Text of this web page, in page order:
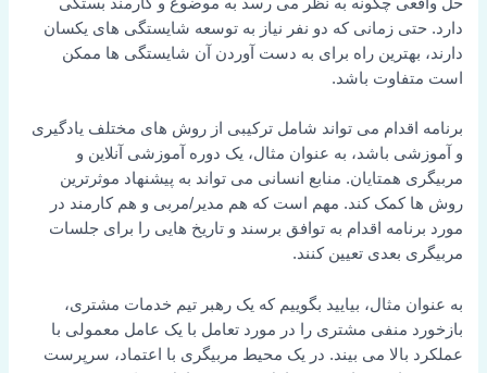
دارد. حتی زمانی که دو نفر نیاز به توسعه شایستگی های یکسان
دارند، بهترین راه برای به دست آوردن آن شایستگی ها ممکن
است متفاوت باشد.
برنامه اقدام می تواند شامل ترکیبی از روش های مختلف یادگیری
و آموزشی باشد، به عنوان مثال، یک دوره آموزشی آنلاین و
مربیگری همتایان. منابع انسانی می تواند به پیشنهاد موثرترین
روش ها کمک کند. مهم است که هم مدیر/مربی و هم کارمند در
مورد برنامه اقدام به توافق برسند و تاریخ هایی را برای جلسات
مربیگری بعدی تعیین کنند.
به عنوان مثال، بیایید بگوییم که یک رهبر تیم خدمات مشتری،
بازخورد منفی مشتری را در مورد تعامل با یک عامل معمولی با
عملکرد بالا می بیند. در یک محیط مربیگری با اعتماد، سرپرست